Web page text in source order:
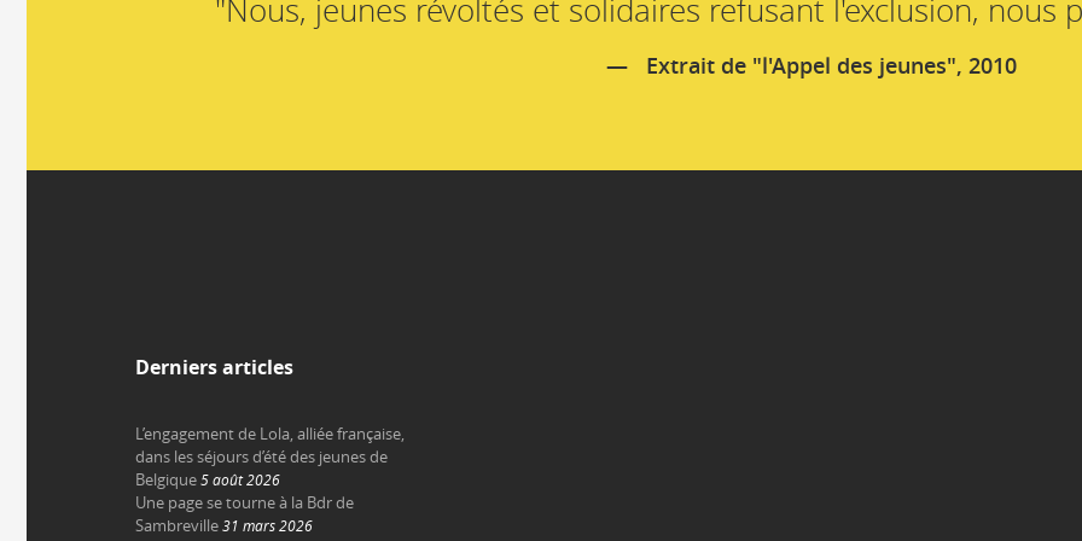
"Nous, jeunes révoltés et solidaires refusant l'exclusion, nous
Extrait de "l'Appel des jeunes", 2010
Derniers articles
L’engagement de Lola, alliée française,
dans les séjours d’été des jeunes de
Belgique5 août 2026
Une page se tourne à la Bdr de
Sambreville31 mars 2026